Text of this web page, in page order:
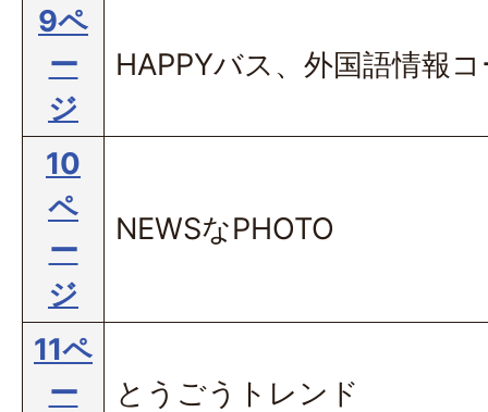
9ペ
ー
ジ
HAPPYバス、外国語情報
10
ペ
ー
ジ
NEWSなPHOTO
11ペ
ー
とうごうトレンド